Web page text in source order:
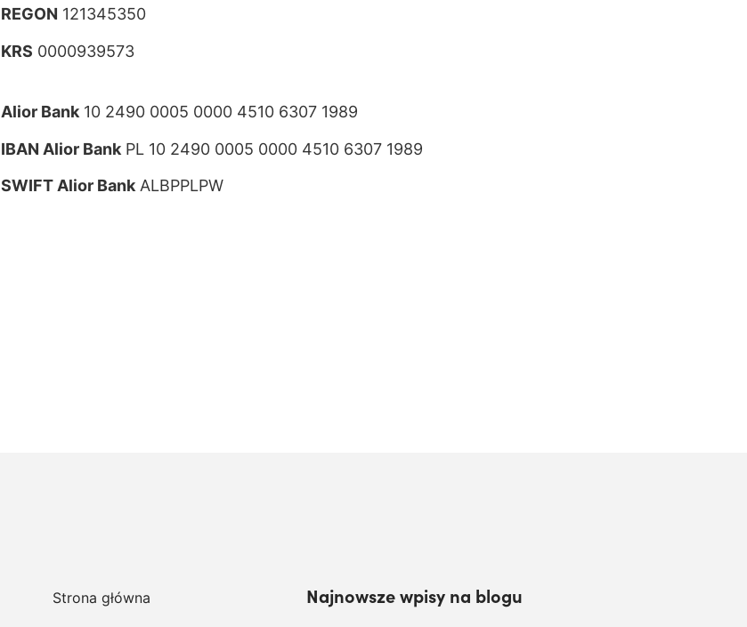
REGON 121345350
KRS 0000939573
Alior Bank 10 2490 0005 0000 4510 6307 1989
IBAN Alior Bank PL 10 2490 0005 0000 4510 6307 1989
SWIFT Alior Bank ALBPPLPW
Strona główna Najnowsze wpisy na blogu